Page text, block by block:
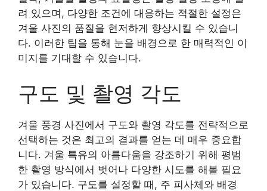
려 있으며, 다양한 조건에 대응하는 적절한 설정은
겨울 사진의 품질을 현저하게 향상시킬 수 있습니
다. 이러한 팁을 통해 눈을 배경으로 한 매력적인 이
미지를 기대할 수 있습니다.
구도 및 촬영 각도
겨울 풍경 사진에서 구도와 촬영 각도를 전략적으로
선택하는 것은 최고의 결과를 얻는 데 매우 중요합
니다. 겨울 특유의 아름다움을 강조하기 위해 평범
한 촬영 방식에서 벗어나 다양한 시도를 해볼 필요
가 있습니다. 구도를 설정할 때, 주 피사체와 배경